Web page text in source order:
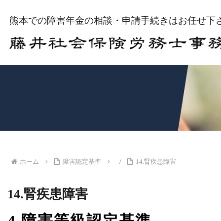
熊本での障害年金の相談・申請手続きはお任せ下
ホーム 障害認定基準 14.腎疾患障害
14.腎疾患障害